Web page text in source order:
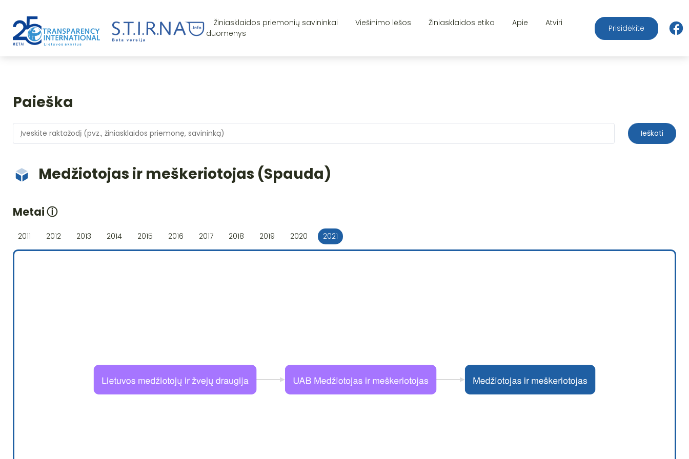
Žiniasklaidos priemonių savininkai Viešinimo lėšos Žiniasklaidos etika Apie
Atviri
duomenys
Prisidėkite
Paieška
Ieškoti
Medžiotojas ir meškeriotojas (Spauda)
Metaiⓘ
2011 2012 2013 2014 2015 2016 2017 2018 2019 2020 2021